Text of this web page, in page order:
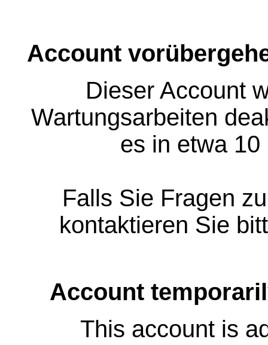
Account
Dieser Account
Wartungsarbeiten
es in etwa
Falls Sie Fragen
kontaktieren Sie
Account
This account is